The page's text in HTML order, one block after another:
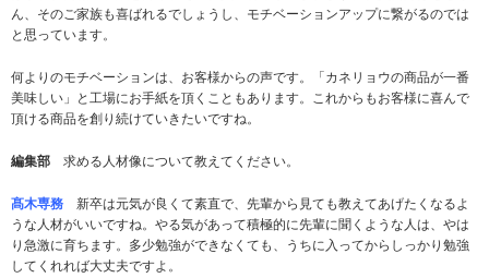
ん、そのご家族も喜ばれるでしょうし、モチベーションアップに繋がるのでは
と思っています。
何よりのモチベーションは、お客様からの声です。「カネリョウの商品が一番
美味しい」と工場にお手紙を頂くこともあります。これからもお客様に喜んで
頂ける商品を創り続けていきたいですね。
編集部 求める人材像について教えてください。
髙木専務 新卒は元気が良くて素直で、先輩から見ても教えてあげたくなるよ
うな人材がいいですね。やる気があって積極的に先輩に聞くような人は、やは
り急激に育ちます。多少勉強ができなくても、うちに入ってからしっかり勉強
してくれれば大丈夫ですよ。